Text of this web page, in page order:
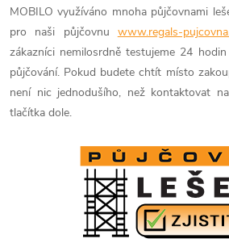
MOBILO využíváno mnoha půjčovnami
pro naši půjčovnu www.regals-
zákazníci nemilosrdně testujeme 24
půjčování. Pokud budete chtít místo
není nic jednodušího, než kontaktovat
tlačítka dole.